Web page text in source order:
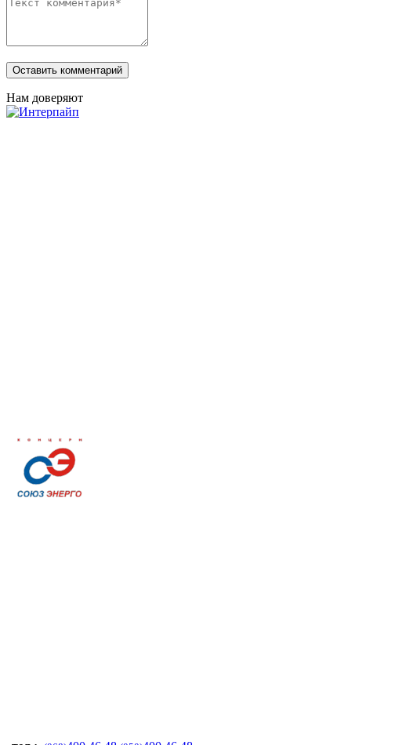
Нам доверяют